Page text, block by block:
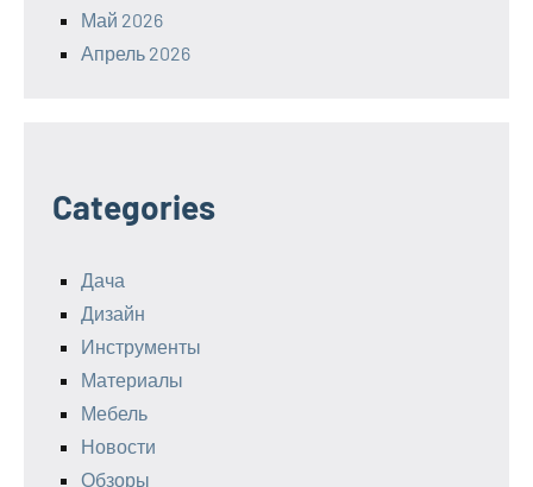
Май 2026
Апрель 2026
Categories
Дача
Дизайн
Инструменты
Материалы
Мебель
Новости
Обзоры